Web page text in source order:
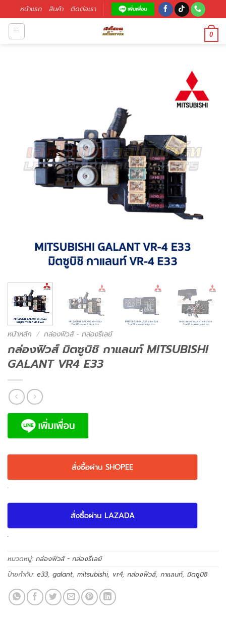
หน้าแรก สินค้า ติดต่อเรา
0
หน้าหลัก / กล่องฟิวส์ - กล่องรีเลย์
กล่องฟิวส์ มิตซูบิชิ กาแลนท์ MITSUBISHI
GALANT VR4 E33
สั่งซื้อผ่าน SHOPEE
.
สั่งซื้อผ่าน LAZADA
.
หมวดหมู่: กล่องฟิวส์ - กล่องรีเลย์
ป้ายกำกับ: e33, galant, mitsubishi, vr4, กล่องฟิวส์, กาแลนท์, มิตซูบิชิ